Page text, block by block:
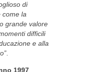
di
come la
grande valore
difficili
e alla
1997